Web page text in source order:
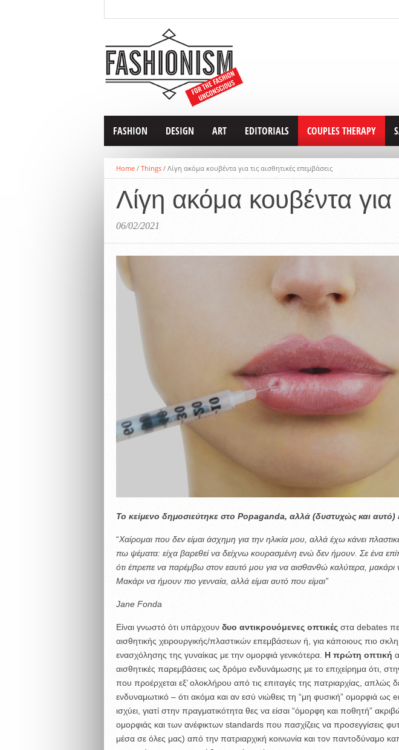
FASHION DESIGN ART EDITORIALS COUPLES THERAPY
Home / Things / Λίγη ακόμα κουβέντα για τις αισθητικές επεμβάσεις
Λίγη ακόμα κουβέντα για
06/02/2021
Το κείμενο δημοσιεύτηκε στο Popaganda, αλλά (δυστυχώς και αυτό)
“Χαίρομαι που δεν είμαι άσχημη για την ηλικία μου, αλλά έχω κάνει
πω ψέματα: είχα βαρεθεί να δείχνω κουρασμένη ενώ δεν ήμουν. Σε ένα
ότι έπρεπε να παρέμβω στον εαυτό μου για να αισθανθώ καλύτερα, μακάρι
Μακάρι να ήμουν πιο γενναία, αλλά είμαι αυτό που είμαι”
Jane Fonda
Είναι γνωστό ότι υπάρχουν δυο αντικρουόμενες οπτικέςστα debates
αισθητικής χειρουργικής/πλαστικών επεμβάσεων ή, για κάποιους πιο
ενασχόλησης της γυναίκας με την ομορφιά γενικότερα. Η πρώτη οπτική
αισθητικές παρεμβάσεις ως δρόμο ενδυνάμωσης με το επιχείρημα ότι,
που προέρχεται εξ’ ολοκλήρου από τις επιταγές της πατριαρχίας, απλώς
ενδυναμωτικό – ότι ακόμα και αν εσύ νιώθεις τη “μη φυσική” ομορφιά ως
ισχύει, γιατί στην πραγματικότητα θες να είσαι “όμορφη και ποθητή”
ομορφιάς και των ανέφικτων standards που πασχίζεις να προσεγγίσεις
μέσα σε όλες μας) από την πατριαρχική κοινωνία και τον παντοδύναμο